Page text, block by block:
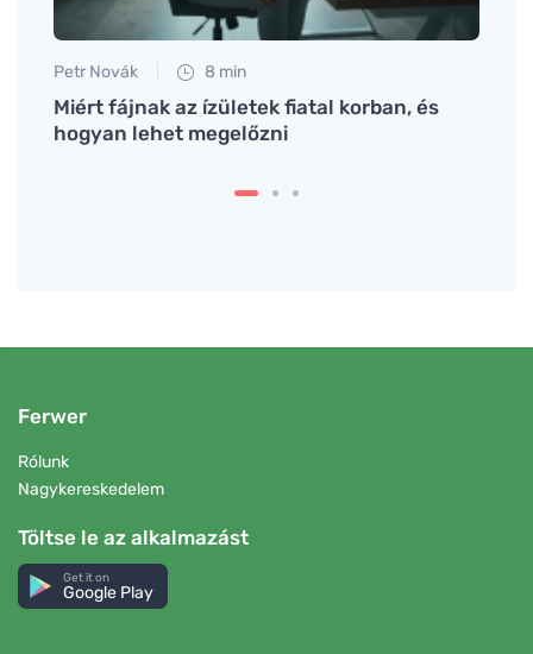
Petr Novák 8 min
Miért fájnak az ízületek fiatal korban, és
hogyan lehet megelőzni
Ferwer
Rólunk
Nagykereskedelem
Töltse le az alkalmazást
Get it on
Google Play